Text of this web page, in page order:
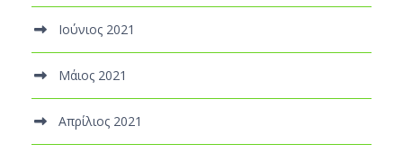
Ιούνιος 2021
Μάιος 2021
Απρίλιος 2021